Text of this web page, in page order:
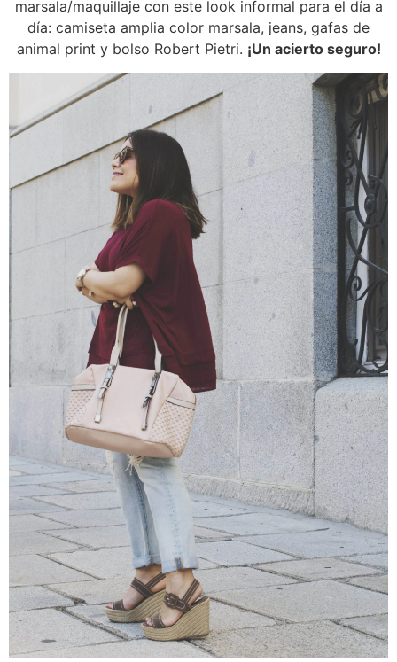
marsala/maquillaje con este look informal para el día a
día: camiseta amplia color marsala, jeans, gafas de
animal print y bolso Robert Pietri. ¡Un acierto seguro!